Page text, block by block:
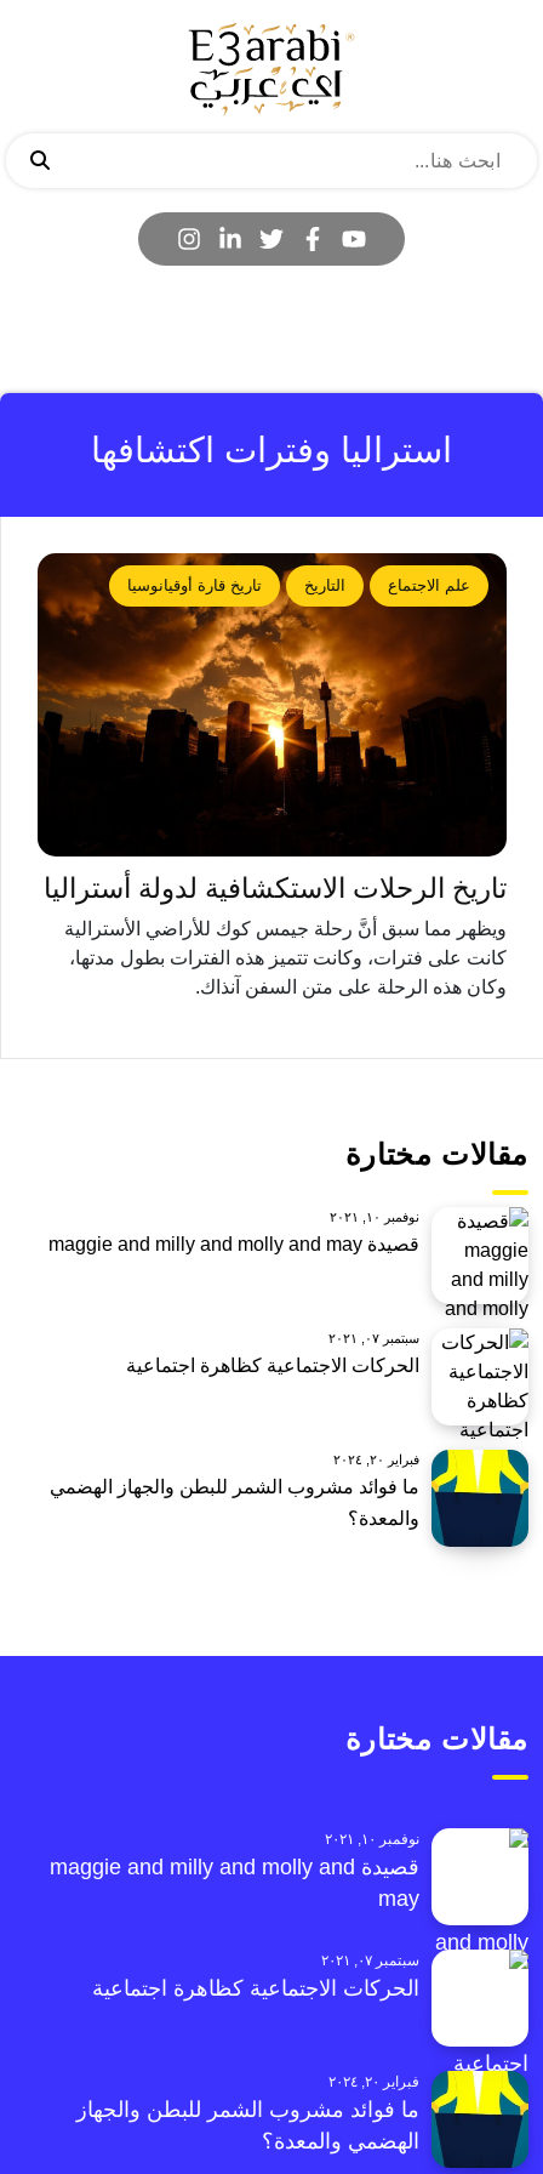
استراليا وفترات اكتشافها
علم الاجتماع التاريخ تاريخ قارة أوقيانوسيا
تاريخ الرحلات الاستكشافية لدولة أستراليا
ويظهر مما سبق أنَّ رحلة جيمس كوك للأراضي الأسترالية
كانت على فترات، وكانت تتميز هذه الفترات بطول مدتها،
وكان هذه الرحلة على متن السفن آنذاك.
مقالات مختارة
نوفمبر ١٠, ٢٠٢١
قصيدة maggie and milly and molly and may
سبتمبر ٠٧, ٢٠٢١
الحركات الاجتماعية كظاهرة اجتماعية
فبراير ٢٠, ٢٠٢٤
ما فوائد مشروب الشمر للبطن والجهاز الهضمي
والمعدة؟
مقالات مختارة
نوفمبر ١٠, ٢٠٢١
قصيدة maggie and milly and molly and
may
سبتمبر ٠٧, ٢٠٢١
الحركات الاجتماعية كظاهرة اجتماعية
فبراير ٢٠, ٢٠٢٤
ما فوائد مشروب الشمر للبطن والجهاز
الهضمي والمعدة؟